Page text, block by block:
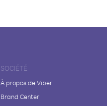
SOCIÉTÉ
À propos de Viber
Brand Center